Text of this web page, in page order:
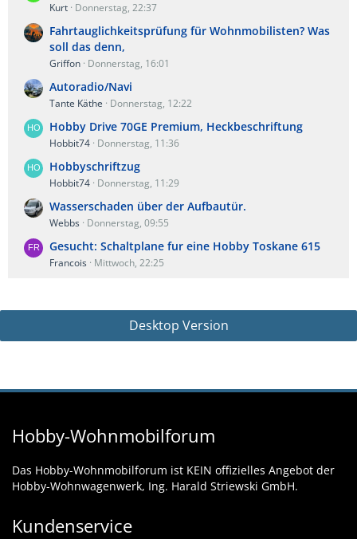
Kurt Donnerstag, 22:37
Fahrtauglichkeitsprüfung für Wohnmobilisten? Was
soll das denn,
Griffon Donnerstag, 16:01
Autoradio/Navi
Tante Käthe Donnerstag, 12:22
Hobby Drive 70GE Premium, Heckbeschriftung
Hobbit74 Donnerstag, 11:36
Hobbyschriftzug
Hobbit74 Donnerstag, 11:29
Wasserschaden über der Aufbautür.
Webbs Donnerstag, 09:55
Gesucht: Schaltplane fur eine Hobby Toskane 615
Francois Mittwoch, 22:25
Desktop Version
Hobby-Wohnmobilforum
Das Hobby-Wohnmobilforum ist KEIN offizielles Angebot der
Hobby-Wohnwagenwerk, Ing. Harald Striewski GmbH.
Kundenservice